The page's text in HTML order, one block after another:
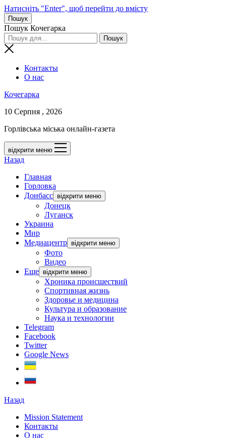
Натисніть "Enter", щоб перейти до вмісту
Пошук
Пошук Кочегарка
Контакты
О нас
Кочегарка
10 Серпня , 2026
Горлівська міська онлайн-газета
відкрити меню
Назад
Главная
Горловка
Донбасс відкрити меню
Донецк
Луганск
Украина
Мир
Медиацентр відкрити меню
Фото
Видео
Еще відкрити меню
Хроника происшествий
Спортивная жизнь
Здоровье и медицина
Культура и образование
Наука и технологии
Telegram
Facebook
Twitter
Google News
Назад
Mission Statement
Контакты
О нас